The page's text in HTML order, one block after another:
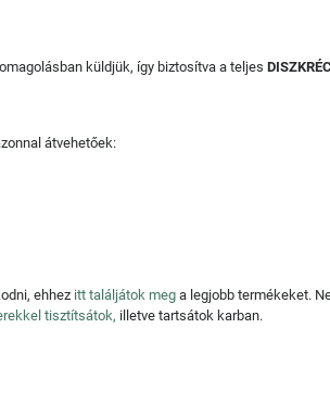
küldjük, így biztosítva a teljes
átvehetőek:
ehhez itt találjátok meg a legjobb termékeket.
tisztítsátok, illetve tartsátok karban.